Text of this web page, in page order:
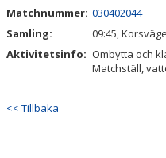
Matchnummer: 030402044
Samling:
09:45,
Aktivitetsinfo: Ombytta och
Matchställ,
<< Tillbaka